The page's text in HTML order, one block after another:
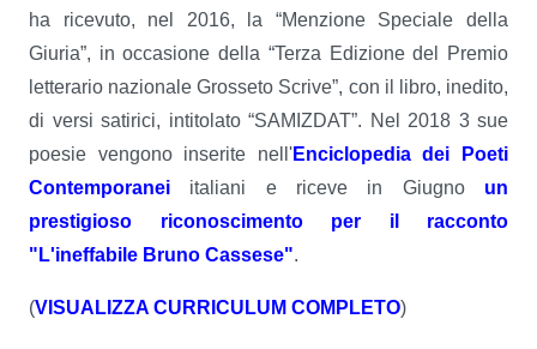
ha ricevuto, nel 2016, la “Menzione Speciale della
Giuria”, in occasione della “Terza Edizione del Premio
letterario nazionale Grosseto Scrive”, con il libro, inedito,
di versi satirici, intitolato “SAMIZDAT”. Nel 2018 3 sue
poesie vengono inserite nell'Enciclopedia dei Poeti
Contemporanei italiani e riceve in Giugno un
prestigioso riconoscimento per il racconto
"L'ineffabile Bruno Cassese".
(VISUALIZZA CURRICULUM COMPLETO)